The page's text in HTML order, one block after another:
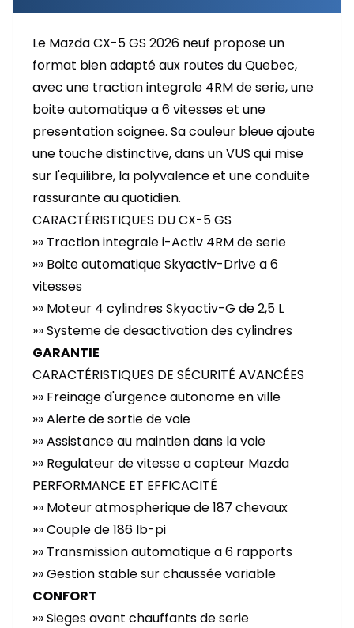
Le Mazda CX-5 GS 2026 neuf propose un
format bien adapté aux routes du Quebec,
avec une traction integrale 4RM de serie, une
boite automatique a 6 vitesses et une
presentation soignee. Sa couleur bleue ajoute
une touche distinctive, dans un VUS qui mise
sur l'equilibre, la polyvalence et une conduite
rassurante au quotidien.
CARACTÉRISTIQUES DU CX-5 GS
»» Traction integrale i-Activ 4RM de serie
»» Boite automatique Skyactiv-Drive a 6
vitesses
»» Moteur 4 cylindres Skyactiv-G de 2,5 L
»» Systeme de desactivation des cylindres
GARANTIE
CARACTÉRISTIQUES DE SÉCURITÉ AVANCÉES
»» Freinage d'urgence autonome en ville
»» Alerte de sortie de voie
»» Assistance au maintien dans la voie
»» Regulateur de vitesse a capteur Mazda
PERFORMANCE ET EFFICACITÉ
»» Moteur atmospherique de 187 chevaux
»» Couple de 186 lb-pi
»» Transmission automatique a 6 rapports
»» Gestion stable sur chaussée variable
CONFORT
»» Sieges avant chauffants de serie